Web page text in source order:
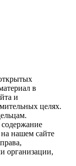
в
и
целях.
содержание
нашем сайте
организации,